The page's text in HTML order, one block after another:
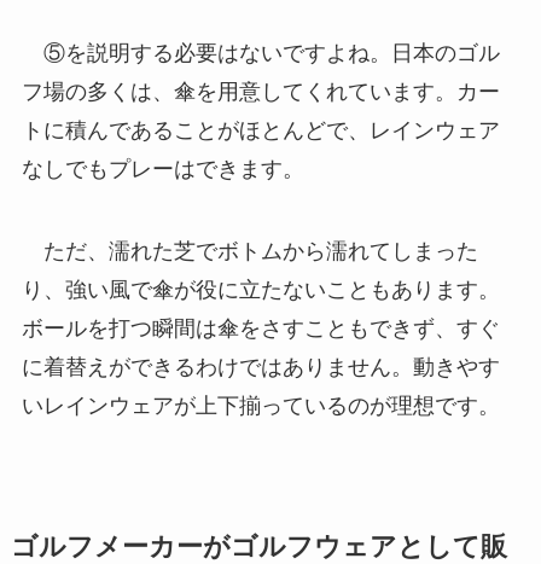
⑤を説明する必要はないですよね。日本のゴル
フ場の多くは、傘を用意してくれています。カー
トに積んであることがほとんどで、レインウェア
なしでもプレーはできます。
ただ、濡れた芝でボトムから濡れてしまった
り、強い風で傘が役に立たないこともあります。
ボールを打つ瞬間は傘をさすこともできず、すぐ
に着替えができるわけではありません。動きやす
いレインウェアが上下揃っているのが理想です。
ゴルフメーカーがゴルフウェアとして販